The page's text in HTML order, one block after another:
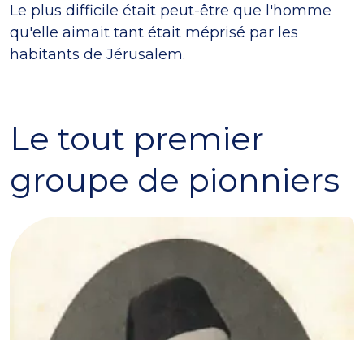
Le plus difficile était peut-être que l'homme
qu'elle aimait tant était méprisé par les
habitants de Jérusalem.
Le tout premier
groupe de pionniers